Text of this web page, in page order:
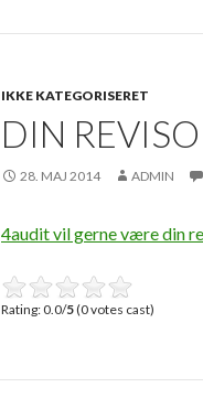
IKKE KATEGORISERET
DIN
28. MAJ 2014 ADMIN
4audit vil gerne være din
Rating: 0.0/5(0 votes cast)